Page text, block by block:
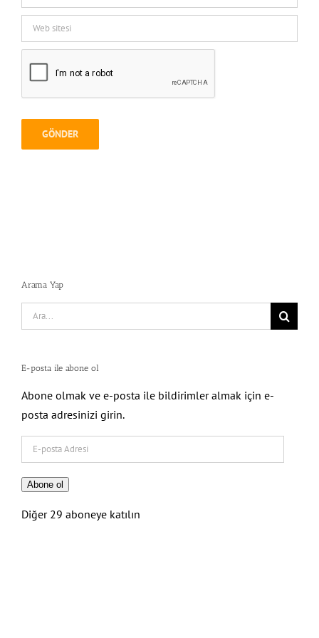
Arama Yap
Search
for:
E-posta ile abone ol
Abone olmak ve e-posta ile bildirimler almak için e-
posta adresinizi girin.
posta
Adresi
Abone ol
Diğer 29 aboneye katılın